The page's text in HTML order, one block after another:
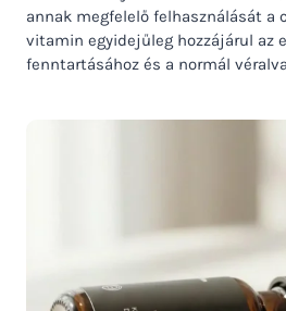
annak megfelelő felhasználását a
vitamin egyidejűleg hozzájárul az
fenntartásához és a normál